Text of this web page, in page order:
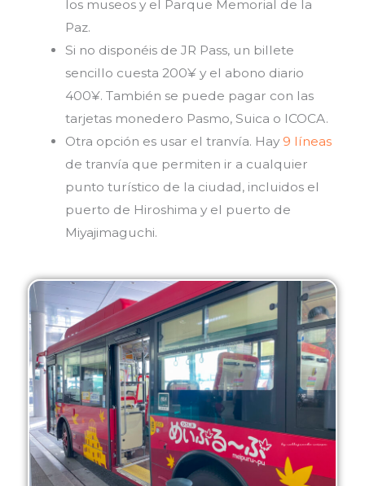
los museos y el Parque Memorial de la
Paz.
Si no disponéis de JR Pass, un billete
sencillo cuesta 200¥ y el abono diario
400¥. También se puede pagar con las
tarjetas monedero Pasmo, Suica o ICOCA.
Otra opción es usar eltranvía. Hay 9 líneas
de tranvía que permiten ir a cualquier
punto turístico de la ciudad, incluidos el
puerto de Hiroshima y el puerto de
Miyajimaguchi.